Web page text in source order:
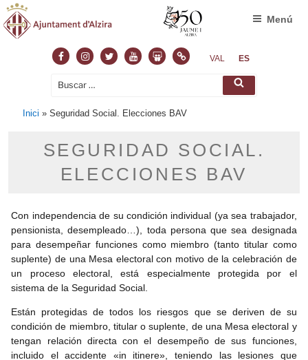
FacebookInstagram
TwitterYoutubeSlideshare
NormasVAL ES
Buscar
Buscar
Menú
Inici »Seguridad Social. Elecciones BAV
SEGURIDAD SOCIAL.
ELECCIONES BAV
Con independencia de su condición individual (ya sea trabajador,
pensionista, desempleado…), toda persona que sea designada
para desempeñar funciones como miembro (tanto titular como
suplente) de una Mesa electoral con motivo de la celebración de
un proceso electoral, está especialmente protegida por el
sistema de la Seguridad Social.
Están protegidas de todos los riesgos que se deriven de su
condición de miembro, titular o suplente, de una Mesa electoral y
tengan relación directa con el desempeño de sus funciones,
incluido el accidente «in itinere», teniendo las lesiones que